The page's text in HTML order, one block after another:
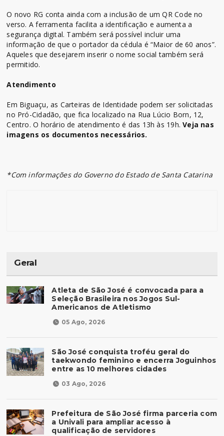
O novo RG conta ainda com a inclusão de um QR Code no
verso. A ferramenta facilita a identificação e aumenta a
segurança digital. Também será possível incluir uma
informação de que o portador da cédula é “Maior de 60 anos”.
Aqueles que desejarem inserir o nome social também será
permitido.
Atendimento
Em Biguaçu, as Carteiras de Identidade podem ser solicitadas
no Pró-Cidadão, que fica localizado na Rua Lúcio Born, 12,
Centro. O horário de atendimento é das 13h às 19h.Veja nas
imagens os documentos necessários.
*Com informações do Governo do Estado de Santa Catarina
Geral
Atleta de São José é convocada para a
Seleção Brasileira nos Jogos Sul-
Americanos de Atletismo
05 Ago, 2026
São José conquista troféu geral do
taekwondo feminino e encerra Joguinhos
entre as 10 melhores cidades
03 Ago, 2026
Prefeitura de São José firma parceria com
a Univali para ampliar acesso à
qualificação de servidores